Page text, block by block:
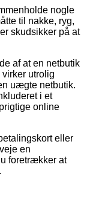
nogle
til nakke, ryg,
skudsikker på at
af at en netbutik
utrolig
uægte netbutik.
i et
online
eller
en
foretrækker at